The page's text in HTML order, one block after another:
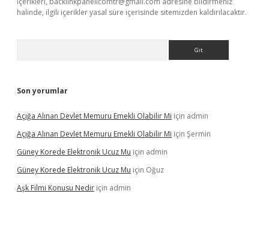
halinde, ilgili içerikler yasal süre içerisinde sitemizden kaldırılacaktır.
Son yorumlar
Açığa Alınan Devlet Memuru Emekli Olabilir Mi için admin
Açığa Alınan Devlet Memuru Emekli Olabilir Mi için Şermin
Güney Korede Elektronik Ucuz Mu için admin
Güney Korede Elektronik Ucuz Mu için Oğuz
Aşk Filmi Konusu Nedir için admin